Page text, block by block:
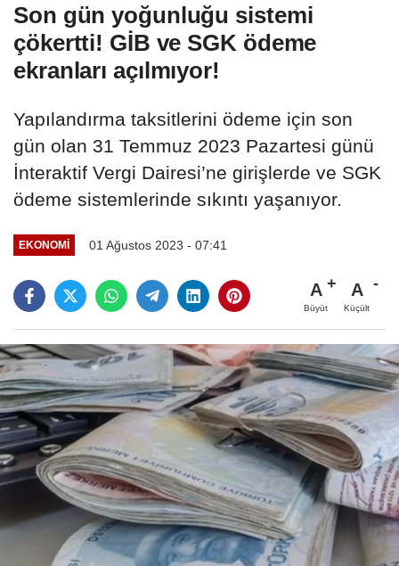
Son gün yoğunluğu sistemi
çökertti! GİB ve SGK ödeme
ekranları açılmıyor!
Yapılandırma taksitlerini ödeme için son
gün olan 31 Temmuz 2023 Pazartesi günü
İnteraktif Vergi Dairesi’ne girişlerde ve SGK
ödeme sistemlerinde sıkıntı yaşanıyor.
EKONOMI 01 Ağustos 2023 - 07:41
A
Büyüt
A
Küçült